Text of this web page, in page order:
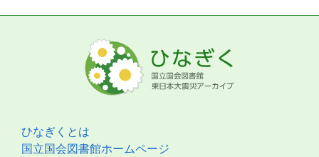
ひなぎくとは
国立国会図書館ホームページ